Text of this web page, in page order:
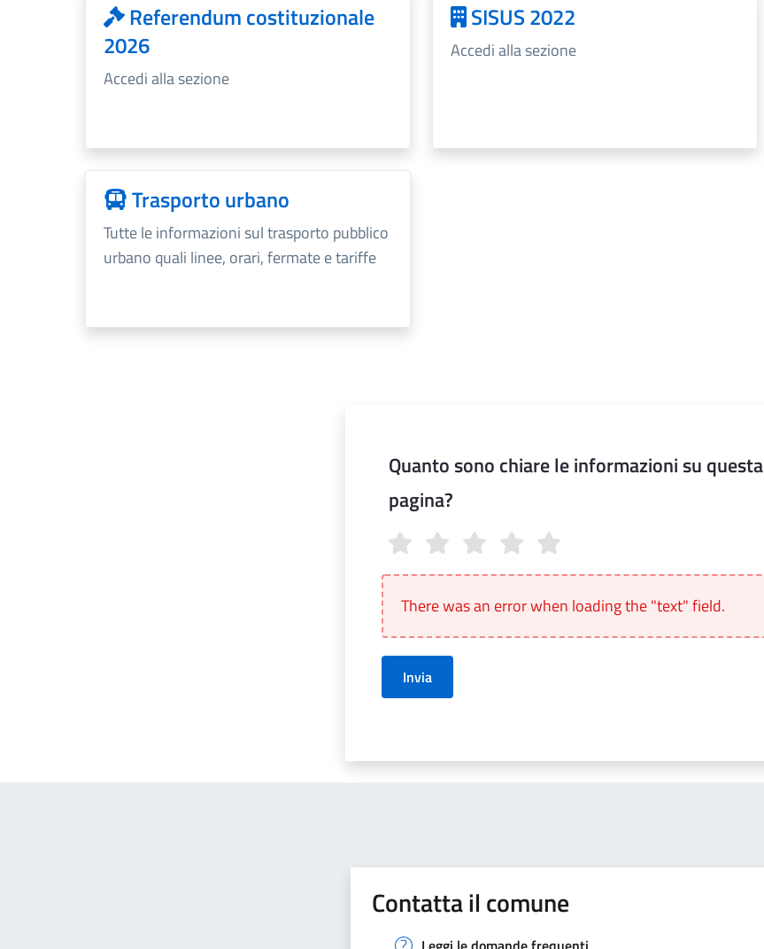
Referendum costituzionale
2026
Accedi alla sezione
SISUS 2022
Accedi alla sezione
Trasporto urbano
Tutte le informazioni sul trasporto pubblico
urbano quali linee, orari, fermate e tariffe
Quanto sono chiare le informazioni su questa
pagina?
Quanto sono chiare le informazioni su questa pagina?
There was an error when loading the "text" field.
Invia
Contatta il comune